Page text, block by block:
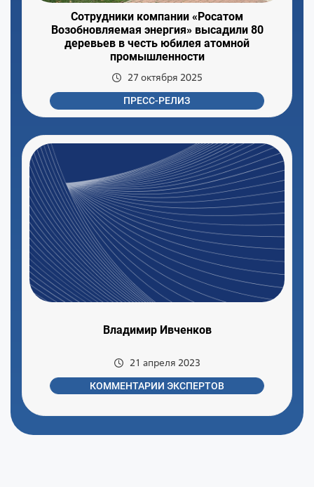
Сотрудники компании «Росатом
Возобновляемая энергия» высадили 80
деревьев в честь юбилея атомной
промышленности
27 октября 2025
ПРЕСС-РЕЛИЗ
Владимир Ивченков
21 апреля 2023
КОММЕНТАРИИ ЭКСПЕРТОВ